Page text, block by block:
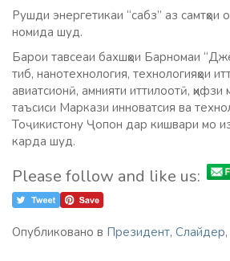
Рушди энергетикаи “сабз” аз самтҳои
номида шуд.
Барои тавсеаи бахшҳои Барномаи
тиб, нанотехнология, технологияҳои
авиатсионӣ, амнияти иттилоотӣ, ҳифзи
таъсиси Маркази инноватсия ва
Тоҷикистону Ҷопон дар кишвари мо
карда шуд.
Please follow and like us:
Опубликовано в Президент, Слайдер,